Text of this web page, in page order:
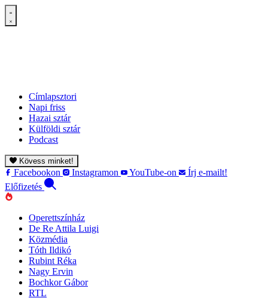
Címlapsztori
Napi friss
Hazai sztár
Külföldi sztár
Podcast
Kövess minket!
Facebookon Instagramon YouTube-on
Írj e-mailt!
Előfizetés
Operettszínház
De Re Attila Luigi
Közmédia
Tóth Ildikó
Rubint Réka
Nagy Ervin
Bochkor Gábor
RTL